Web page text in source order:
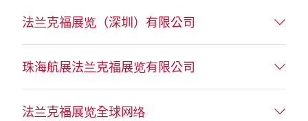
法兰克福展览（深圳）有限公司
珠海航展法兰克福展览有限公司
法兰克福展览全球网络